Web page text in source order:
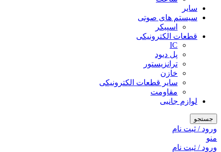
سایر
سیستم های صوتی
اسپیکر
قطعات الکترونیکی
IC
پل دیود
ترانزیستور
خازن
سایر قطعات الکترونیکی
مقاومت
لوازم جانبی
جستجو
ورود / ثبت نام
منو
ورود / ثبت نام